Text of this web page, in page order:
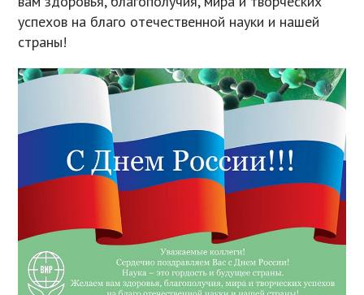
успехов на благо отечественной науки и нашей
страны!